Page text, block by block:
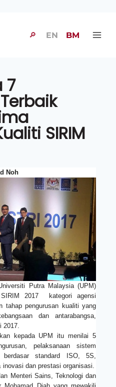
🔎 EN BM
7
SIRIM
Noh
Putra Malaysia (UPM)
SIRIM 2017 kategori agensi
tahap pengurusan kualiti yang
dan antarabangsa,
2017.
kepada UPM itu menilai 5
pelaksanaan sistem
berdasar standard ISO, 5S,
dan prestasi organisasi.
Menteri Sains, Teknologi dan